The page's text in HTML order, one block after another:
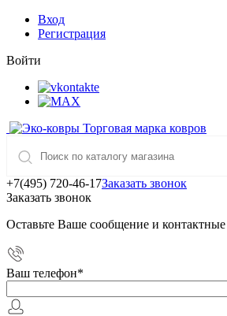
Вход
Регистрация
Войти
Торговая марка ковров
+7(495) 720-46-17Заказать звонок
Заказать звонок
Оставьте Ваше сообщение и
Ваш телефон*